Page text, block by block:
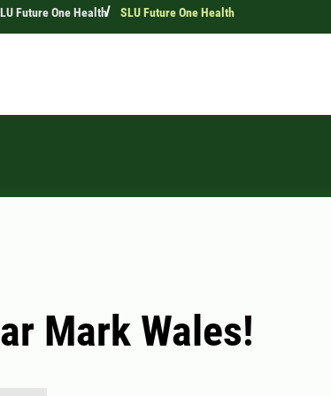
Future One Health SLU Future One Health
Mark Wales!